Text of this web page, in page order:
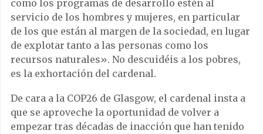
como los programas de desarrollo estén al
servicio de los hombres y mujeres, en particular
de los que están al margen de la sociedad, en lugar
de explotar tanto a las personas como los
recursos naturales». No descuidéis a los pobres,
es la exhortación del cardenal.
De cara a la COP26 de Glasgow, el cardenal insta a
que se aproveche la oportunidad de volver a
empezar tras décadas de inacción que han tenido